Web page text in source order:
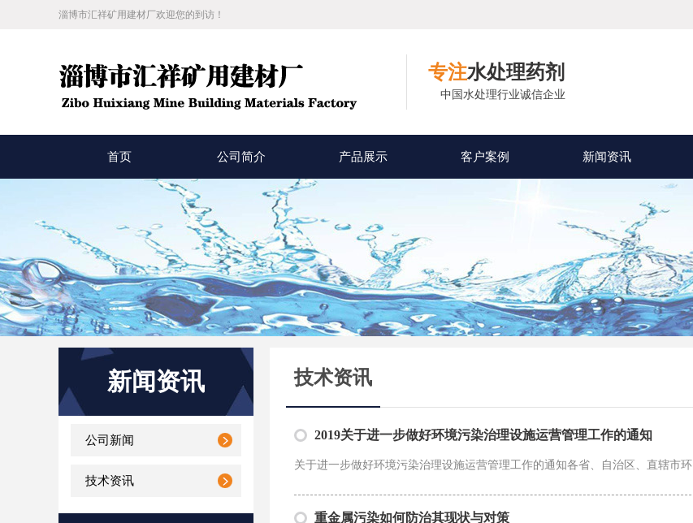
淄博市汇祥矿用建材厂欢迎您的到访！
专注水处理药剂
中国水处理行业诚信企业
首页 公司简介 产品展示 客户案例 新闻资讯
新闻资讯
公司新闻
技术资讯
技术资讯
2019关于进一步做好环境污染治理设施运营管理工作的通知
关于进一步做好环境污染治理设施运营管理工作的通知各省、自治区、直辖市环
重金属污染如何防治其现状与对策